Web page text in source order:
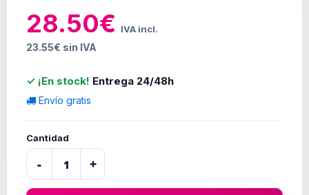
28.50€ IVA incl.
23.55€ sin IVA
✓ ¡En stock! Entrega 24/48h
Envío gratis
Cantidad
- +